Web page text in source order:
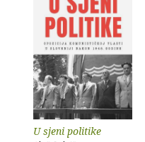
U sjeni politike